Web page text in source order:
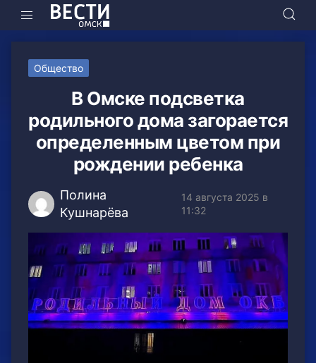
Общество
В Омске подсветка
родильного дома загорается
определенным цветом при
рождении ребенка
Полина
Кушнарёва
14 августа 2025 в
11:32